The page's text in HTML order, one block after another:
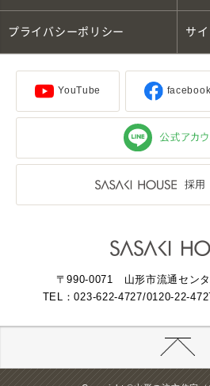
プライバシーポリシー サ
YouTube facebook
採用
〒990-0071 山形市流通セン
TEL：023-622-4727/0120-22-